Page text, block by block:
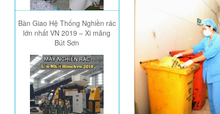
Bàn Giao Hệ Thống Nghiền rác
lớn nhất VN 2019 – Xi măng
Bút Sơn